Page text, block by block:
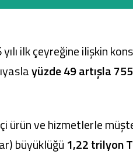
ilk çeyreğine ilişkin
yüzde 49 artışla
ürün ve hizmetlerle
büyüklüğü 1,22 trilyon